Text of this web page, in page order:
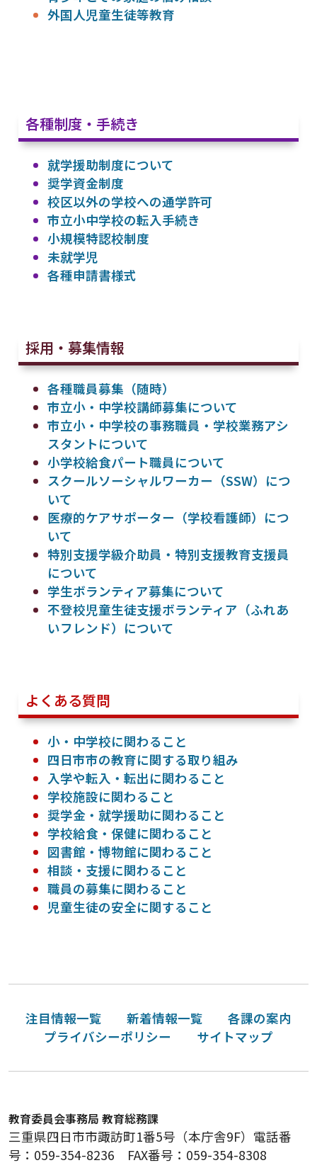
外国人児童生徒等教育
各種制度・手続き
就学援助制度について
奨学資金制度
校区以外の学校への通学許可
市立小中学校の転入手続き
小規模特認校制度
未就学児
各種申請書様式
採用・募集情報
各種職員募集（随時）
市立小・中学校講師募集について
市立小・中学校の事務職員・学校業務アシ
スタントについて
小学校給食パート職員について
スクールソーシャルワーカー（SSW）につ
いて
医療的ケアサポーター（学校看護師）につ
いて
特別支援学級介助員・特別支援教育支援員
について
学生ボランティア募集について
不登校児童生徒支援ボランティア（ふれあ
いフレンド）について
よくある質問
小・中学校に関わること
四日市市の教育に関する取り組み
入学や転入・転出に関わること
学校施設に関わること
奨学金・就学援助に関わること
学校給食・保健に関わること
図書館・博物館に関わること
相談・支援に関わること
職員の募集に関わること
児童生徒の安全に関すること
注目情報一覧 新着情報一覧
各課の案内
プライバシーポリシー
サイトマップ
教育委員会事務局 教育総務課
三重県四日市市諏訪町1番5号（本庁舎9F）電話番
号：059-354-8236 FAX番号：059-354-8308